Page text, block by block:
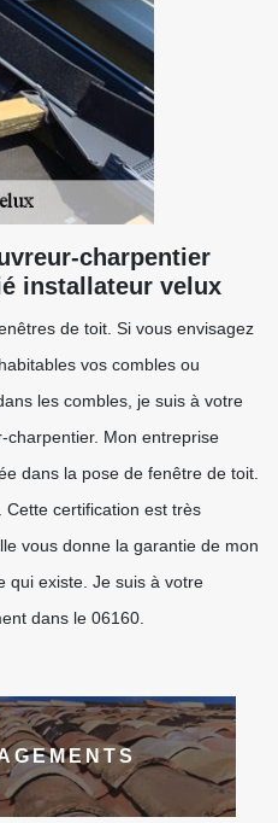
charpentier
installateur velux
de toit. Si vous envisagez
vos combles ou
les combles, je suis à votre
charpentier. Mon entreprise
dans la pose de fenêtre de toit.
Cette certification est très
vous donne la garantie de mon
qui existe. Je suis à votre
dans le 06160.